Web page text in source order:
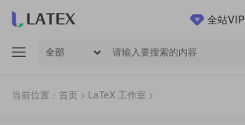
全站VIP
当前位置： 首页 > LaTeX 工作室 >